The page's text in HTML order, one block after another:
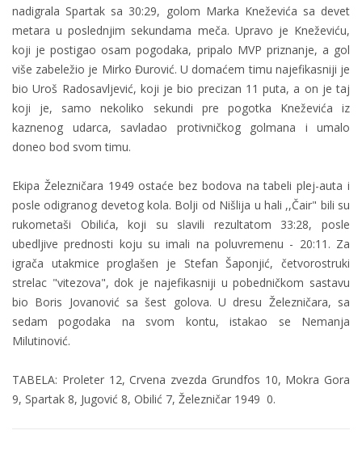
nadigrala Spartak sa 30:29, golom Marka Kneževića sa devet
metara u poslednjim sekundama meča. Upravo je Kneževiću,
koji je postigao osam pogodaka, pripalo MVP priznanje, a gol
više zabeležio je Mirko Đurović. U domaćem timu najefikasniji je
bio Uroš Radosavljević, koji je bio precizan 11 puta, a on je taj
koji je, samo nekoliko sekundi pre pogotka Kneževića iz
kaznenog udarca, savladao protivničkog golmana i umalo
doneo bod svom timu.
Ekipa Železničara 1949 ostaće bez bodova na tabeli plej-auta i
posle odigranog devetog kola. Bolji od Nišlija u hali ,,Čair" bili su
rukometaši Obilića, koji su slavili rezultatom 33:28, posle
ubedljive prednosti koju su imali na poluvremenu - 20:11. Za
igrača utakmice proglašen je Stefan Šaponjić, četvorostruki
strelac "vitezova", dok je najefikasniji u pobedničkom sastavu
bio Boris Jovanović sa šest golova. U dresu Železničara, sa
sedam pogodaka na svom kontu, istakao se Nemanja
Milutinović.
TABELA: Proleter 12, Crvena zvezda Grundfos 10, Mokra Gora
9, Spartak 8, Jugović 8, Obilić 7, Železničar 1949 0.